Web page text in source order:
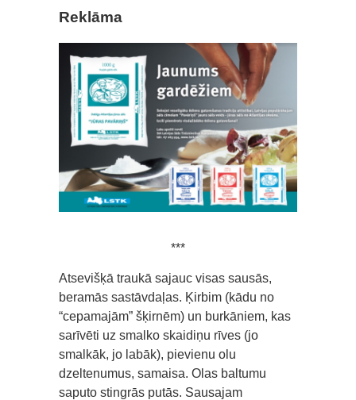
Reklāma
***
Atsevišķā traukā sajauc visas sausās,
beramās sastāvdaļas. Ķirbim (kādu no
“cepamajām” šķirnēm) un burkāniem, kas
sarīvēti uz smalko skaidiņu rīves (jo
smalkāk, jo labāk), pievienu olu
dzeltenumus, samaisa. Olas baltumu
saputo stingrās putās. Sausajam